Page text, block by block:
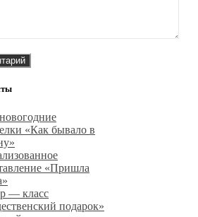
«Как бывало в
«Пришла
— класс
подарок»